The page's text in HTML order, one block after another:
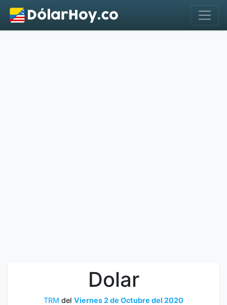
Dolar
TRM del Viernes 2 de Octubre del 2020